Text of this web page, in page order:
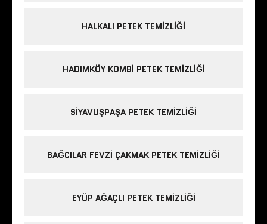
HALKALI PETEK TEMIZLIĞI
HADIMKÖY KOMBI PETEK TEMIZLIĞI
SIYAVUŞPAŞA PETEK TEMIZLIĞI
BAĞCILAR FEVZI ÇAKMAK PETEK TEMIZLIĞI
EYÜP AĞAÇLI PETEK TEMIZLIĞI